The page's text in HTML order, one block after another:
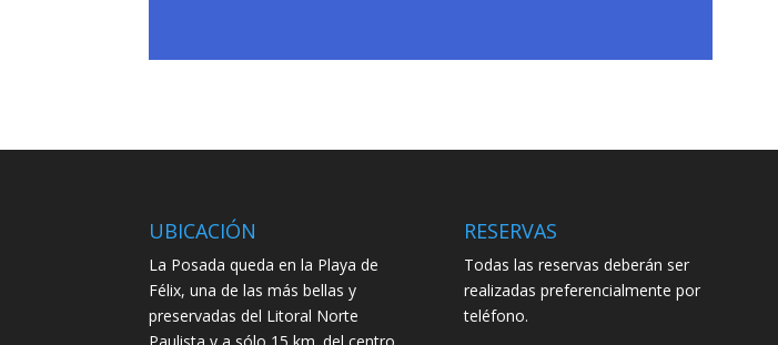
UBICACIÓN
La Posada queda en la Playa de
Félix, una de las más bellas y
preservadas del Litoral Norte
RESERVAS
Todas las reservas deberán ser
realizadas preferencialmente por
teléfono.